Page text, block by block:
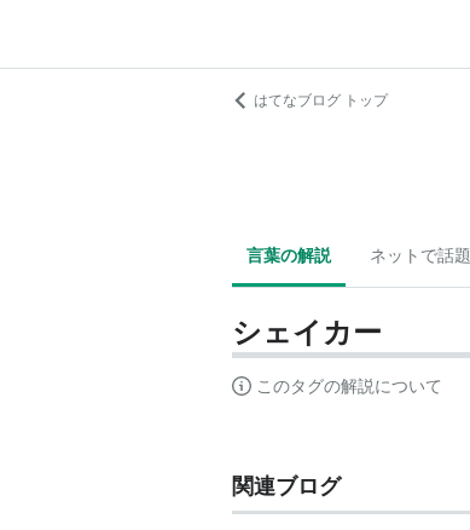
はてなブログ トップ
言葉の解説 ネットで話題
シェイカー
このタグの解説について
関連ブログ